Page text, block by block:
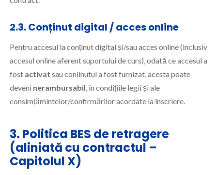
2.3. Conținut digital / acces online
Pentru accesul la conținut digital și/sau acces online (inclusiv
accesul online aferent suportului de curs), odată ce accesul a
fost activat sau conținutul a fost furnizat, acesta poate
deveni nerambursabil, în condițiile legii și ale
consimțămintelor/confirmărilor acordate la înscriere.
3. Politica BES de retragere
(aliniată cu contractul –
Capitolul X)